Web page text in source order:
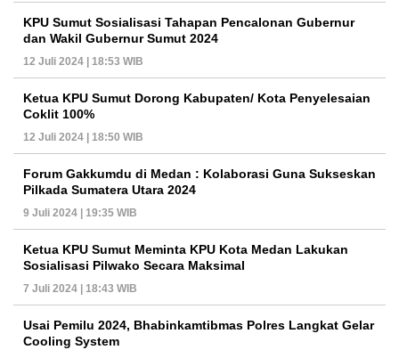
KPU Sumut Sosialisasi Tahapan Pencalonan Gubernur
dan Wakil Gubernur Sumut 2024
12 Juli 2024 | 18:53 WIB
Ketua KPU Sumut Dorong Kabupaten/ Kota Penyelesaian
Coklit 100%
12 Juli 2024 | 18:50 WIB
Forum Gakkumdu di Medan : Kolaborasi Guna Sukseskan
Pilkada Sumatera Utara 2024
9 Juli 2024 | 19:35 WIB
Ketua KPU Sumut Meminta KPU Kota Medan Lakukan
Sosialisasi Pilwako Secara Maksimal
7 Juli 2024 | 18:43 WIB
Usai Pemilu 2024, Bhabinkamtibmas Polres Langkat Gelar
Cooling System